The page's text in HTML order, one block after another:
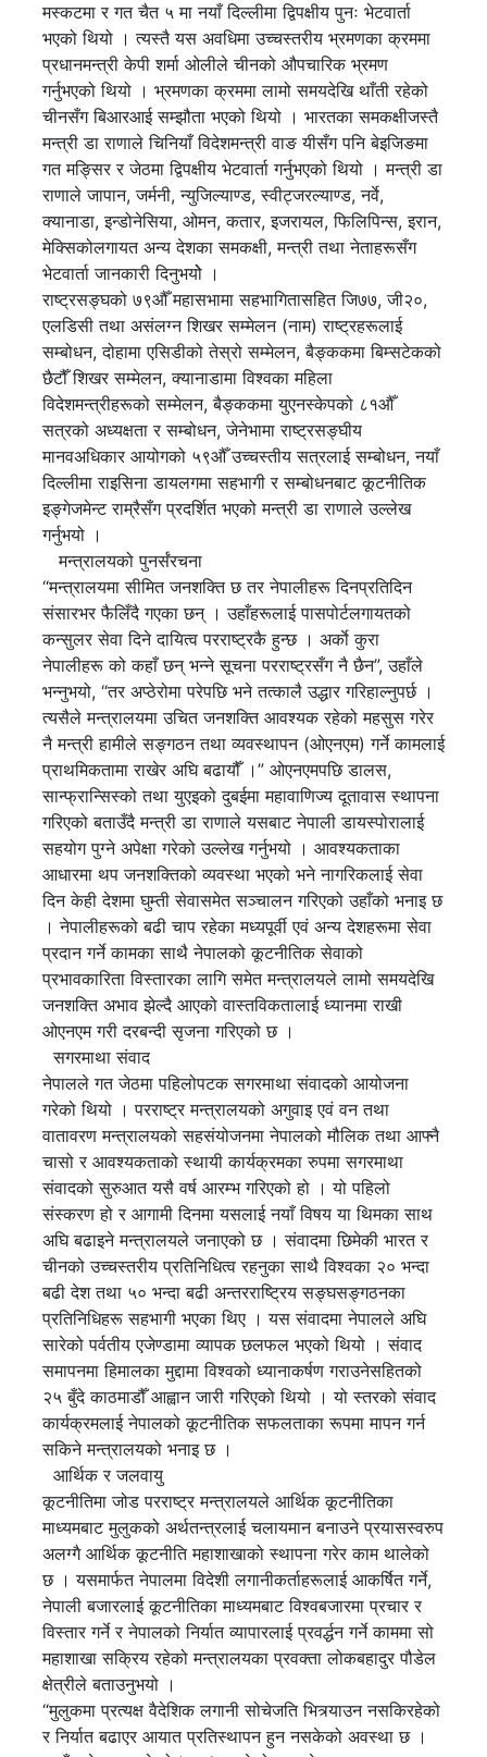
मस्कटमा र गत चैत ५ मा नयाँ दिल्लीमा द्विपक्षीय पुनः भेटवार्ता
भएको थियो । त्यस्तै यस अवधिमा उच्चस्तरीय भ्रमणका क्रममा
प्रधानमन्त्री केपी शर्मा ओलीले चीनको औपचारिक भ्रमण
गर्नुभएको थियो । भ्रमणका क्रममा लामो समयदेखि थाँती रहेको
चीनसँग बिआरआई सम्झौता भएको थियो । भारतका समकक्षीजस्तै
मन्त्री डा राणाले चिनियाँ विदेशमन्त्री वाङ यीसँग पनि बेइजिङमा
गत मङ्सिर र जेठमा द्विपक्षीय भेटवार्ता गर्नुभएको थियो । मन्त्री डा
राणाले जापान, जर्मनी, न्युजिल्याण्ड, स्वीट्जरल्याण्ड, नर्वे,
क्यानाडा, इन्डोनेसिया, ओमन, कतार, इजरायल, फिलिपिन्स, इरान,
मेक्सिकोलगायत अन्य देशका समकक्षी, मन्त्री तथा नेताहरूसँग
भेटवार्ता जानकारी दिनुभयोे ।
राष्ट्रसङ्घको ७९औँ महासभामा सहभागितासहित जि७७, जी२०,
एलडिसी तथा असंलग्न शिखर सम्मेलन (नाम) राष्ट्रहरूलाई
सम्बोधन, दोहामा एसिडीको तेस्रो सम्मेलन, बैङ्ककमा बिम्सटेकको
छैटौँ शिखर सम्मेलन, क्यानाडामा विश्वका महिला
विदेशमन्त्रीहरूको सम्मेलन, बैङ्ककमा युएनस्केपको ८१औँ
सत्रको अध्यक्षता र सम्बोधन, जेनेभामा राष्ट्रसङ्घीय
मानवअधिकार आयोगको ५९औँ उच्चस्तीय सत्रलाई सम्बोधन, नयाँ
दिल्लीमा राइसिना डायलगमा सहभागी र सम्बोधनबाट कूटनीतिक
इङ्गेजमेन्ट राम्रैसँग प्रदर्शित भएको मन्त्री डा राणाले उल्लेख
गर्नुभयो ।
मन्त्रालयको पुनर्संरचना
“मन्त्रालयमा सीमित जनशक्ति छ तर नेपालीहरू दिनप्रतिदिन
संसारभर फैलिँदै गएका छन् । उहाँहरूलाई पासपोर्टलगायतको
कन्सुलर सेवा दिने दायित्व परराष्ट्रकै हुन्छ । अर्काे कुरा
नेपालीहरू को कहाँ छन् भन्ने सूचना परराष्ट्रसँग नै छैन”, उहाँले
भन्नुभयो, “तर अप्ठेरोमा परेपछि भने तत्कालै उद्धार गरिहाल्नुपर्छ ।
त्यसैले मन्त्रालयमा उचित जनशक्ति आवश्यक रहेको महसुस गरेर
नै मन्त्री हामीले सङ्गठन तथा व्यवस्थापन (ओएनएम) गर्ने कामलाई
प्राथमिकतामा राखेर अघि बढायौँ ।” ओएनएमपछि डालस,
सान्फ्रान्सिस्को तथा युएइको दुबईमा महावाणिज्य दूतावास स्थापना
गरिएको बताउँदै मन्त्री डा राणाले यसबाट नेपाली डायस्पोरालाई
सहयोग पुग्ने अपेक्षा गरेको उल्लेख गर्नुभयो । आवश्यकताका
आधारमा थप जनशक्तिको व्यवस्था भएको भने नागरिकलाई सेवा
दिन केही देशमा घुम्ती सेवासमेत सञ्चालन गरिएको उहाँको भनाइ छ
। नेपालीहरूको बढी चाप रहेका मध्यपूर्वी एवं अन्य देशहरूमा सेवा
प्रदान गर्ने कामका साथै नेपालको कूटनीतिक सेवाको
प्रभावकारिता विस्तारका लागि समेत मन्त्रालयले लामो समयदेखि
जनशक्ति अभाव झेल्दै आएको वास्तविकतालाई ध्यानमा राखी
ओएनएम गरी दरबन्दी सृजना गरिएको छ ।
सगरमाथा संवाद
नेपालले गत जेठमा पहिलोपटक सगरमाथा संवादको आयोजना
गरेको थियो । परराष्ट्र मन्त्रालयको अगुवाइ एवं वन तथा
वातावरण मन्त्रालयको सहसंयोजनमा नेपालको मौलिक तथा आफ्नै
चासो र आवश्यकताको स्थायी कार्यक्रमका रुपमा सगरमाथा
संवादको सुरुआत यसै वर्ष आरम्भ गरिएको हो । यो पहिलो
संस्करण हो र आगामी दिनमा यसलाई नयाँ विषय या थिमका साथ
अघि बढाइने मन्त्रालयले जनाएको छ । संवादमा छिमेकी भारत र
चीनको उच्चस्तरीय प्रतिनिधित्व रहनुका साथै विश्वका २० भन्दा
बढी देश तथा ५० भन्दा बढी अन्तरराष्ट्रिय सङ्घसङ्गठनका
प्रतिनिधिहरू सहभागी भएका थिए । यस संवादमा नेपालले अघि
सारेको पर्वतीय एजेण्डामा व्यापक छलफल भएको थियो । संवाद
समापनमा हिमालका मुद्दामा विश्वको ध्यानाकर्षण गराउनेसहितको
२५ बुँदे काठमाडौँ आह्वान जारी गरिएको थियो । यो स्तरको संवाद
कार्यक्रमलाई नेपालको कूटनीतिक सफलताका रूपमा मापन गर्न
सकिने मन्त्रालयको भनाइ छ ।
आर्थिक र जलवायु
कूटनीतिमा जोड परराष्ट्र मन्त्रालयले आर्थिक कूटनीतिका
माध्यमबाट मुलुकको अर्थतन्त्रलाई चलायमान बनाउने प्रयासस्वरुप
अलग्गै आर्थिक कूटनीति महाशाखाको स्थापना गरेर काम थालेको
छ । यसमार्फत नेपालमा विदेशी लगानीकर्ताहरूलाई आकर्षित गर्ने,
नेपाली बजारलाई कूटनीतिका माध्यमबाट विश्वबजारमा प्रचार र
विस्तार गर्ने र नेपालको निर्यात व्यापारलाई प्रवर्द्धन गर्ने काममा सो
महाशाखा सक्रिय रहेको मन्त्रालयका प्रवक्ता लोकबहादुर पौडेल
क्षेत्रीले बताउनुभयो ।
“मुलुकमा प्रत्यक्ष वैदेशिक लगानी सोचेजति भित्र्याउन नसकिरहेको
र निर्यात बढाएर आयात प्रतिस्थापन हुन नसकेको अवस्था छ ।